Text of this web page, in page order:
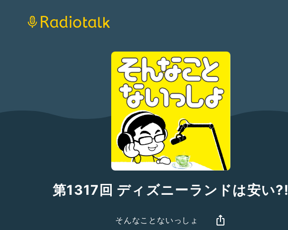
第1317回 ディズニーランドは安い?!
そんなことないっしょ